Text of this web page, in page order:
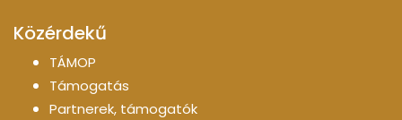
Közérdekű
TÁMOP
Támogatás
Partnerek, támogatók